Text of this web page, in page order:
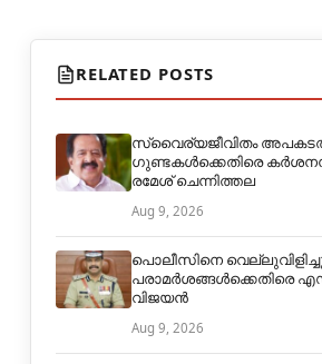
RELATED POSTS
സ്വൈര്യജീവിതം
ഗുണ്ടകൾക്കെതിരെ
രമേശ് ചെന്നിത്തല
Aug 9, 2026
പൊലീസിനെ
പരാമർശങ്ങൾക്കെതിരെ
വിജയൻ
Aug 9, 2026